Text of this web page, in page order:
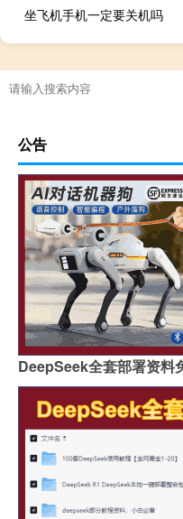
坐飞机手机一定要关机吗
公告
DeepSeek全套部署资料